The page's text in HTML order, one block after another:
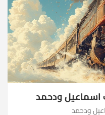
اسماعيل ودحمد
ودحمد